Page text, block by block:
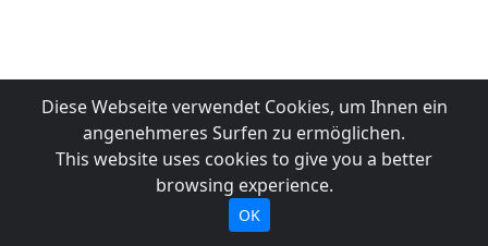
Diese Webseite verwendet Cookies, um Ihnen ein
angenehmeres Surfen zu ermöglichen.
This website uses cookies to give you a better
browsing experience.
OK